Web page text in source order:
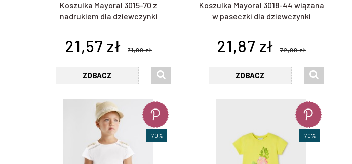
Koszulka Mayoral 3015-70 z
nadrukiem dla dziewczynki
21,57 zł 71,90 zł
ZOBACZ
Koszulka Mayoral 3018-44 wiązana
w paseczki dla dziewczynki
21,87 zł 72,90 zł
ZOBACZ
-70% -70%